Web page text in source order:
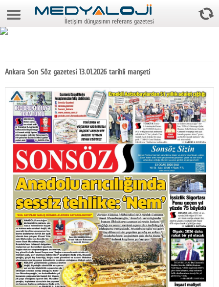
6 Ağustos 2026 10:57:20
Gazeteler
Medya
Reyting-tiraj
Teknoloji
Televizyon
Dünya
Pr
Facebook
Diziler
Karikatür
İletişim dünyasının referans gazetesi
Ankara Son Söz gazetesi 13.01.2026 tarihli manşeti